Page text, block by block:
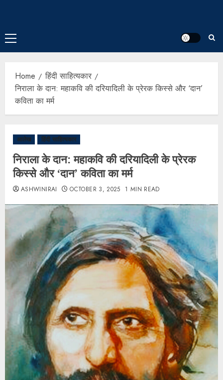
Home
हिंदी साहित्यकार
निराला के दान: महाकवि की दरियादिली के प्रेरक किस्से और ‘दान’
कविता का मर्म
आलेख हिंदी साहित्यकार
निराला के दान: महाकवि की दरियादिली के प्रेरक
किस्से और ‘दान’ कविता का मर्म
ASHWINIRAI OCTOBER 3, 2025 1 MIN READ